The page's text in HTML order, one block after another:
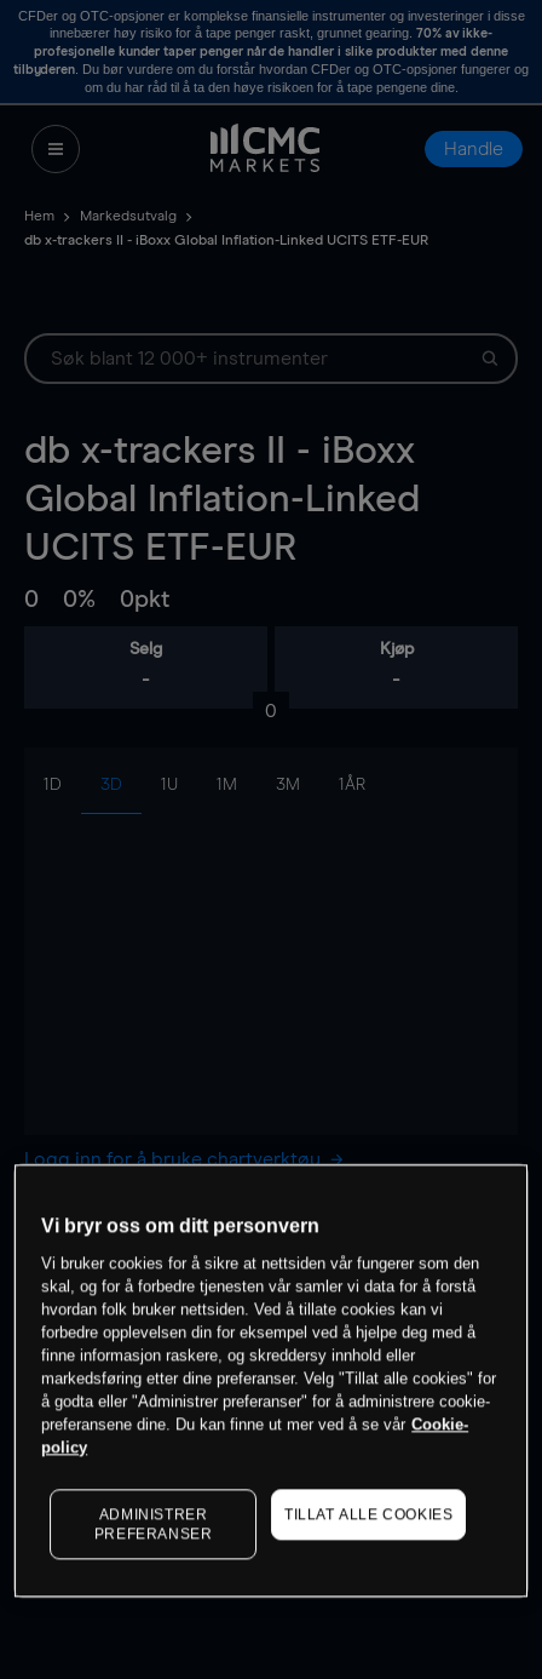
CFDer og OTC-opsjoner er komplekse finansielle instrumenter og investeringer i disse
innebærer høy risiko for å tape penger raskt, grunnet gearing. 70% av ikke-
profesjonelle kunder taper penger når de handler i slike produkter med denne
tilbyderen . Du bør vurdere om du forstår hvordan CFDer og OTC-opsjoner fungerer og
om du har råd til å ta den høye risikoen for å tape pengene dine.
Handle
Hem
Markedsutvalg
db x-trackers II - iBoxx Global Inflation-Linked UCITS ETF-EUR
db x-trackers II - iBoxx
Global Inflation-Linked
UCITS ETF-EUR
0 0% 0pkt
Selg
-
Kjøp
-
0
1D 3D 1U 1M 3M 1ÅR
Logg inn for å bruke chartverktøy
1 time
7 dager
-
30 dager
-
0% av kunder er
Søk om konto
Vi bryr oss om ditt personvern
Vi bruker cookies for å sikre at nettsiden vår fungerer som den
skal, og for å forbedre tjenesten vår samler vi data for å forstå
hvordan folk bruker nettsiden. Ved å tillate cookies kan vi
forbedre opplevelsen din for eksempel ved å hjelpe deg med å
finne informasjon raskere, og skreddersy innhold eller
markedsføring etter dine preferanser. Velg "Tillat alle cookies" for
å godta eller "Administrer preferanser" for å administrere cookie-
preferansene dine. Du kan finne ut mer ved å se vår Cookie-
policy
ADMINISTRER
PREFERANSER
TILLAT ALLE COOKIES